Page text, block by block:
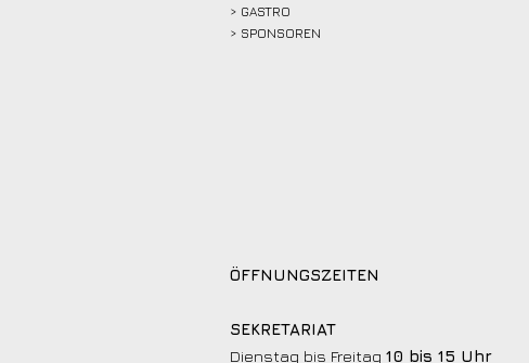
> GASTRO
> SPONSOREN
ÖFFNUNGSZEITEN
SEKRETARIAT
Dienstag bis Freitag 10 bis 15 Uhr